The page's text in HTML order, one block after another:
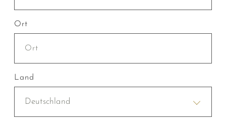
Ort
Land
Deutschland